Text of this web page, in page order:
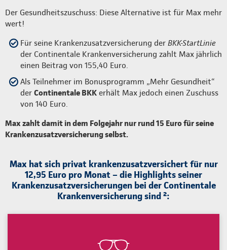
Der Gesundheitszuschuss: Diese Alternative ist für Max mehr
wert!
Für seine Krankenzusatzversicherung der BKK-StartLinie
der Continentale Krankenversicherung zahlt Max jährlich
einen Beitrag von 155,40 Euro.
Als Teilnehmer im Bonusprogramm „Mehr Gesundheit“
der Continentale BKK erhält Max jedoch einen Zuschuss
von 140 Euro.
Max zahlt damit in dem Folgejahr nur rund 15 Euro für seine
Krankenzusatzversicherung selbst.
Max hat sich privat krankenzusatzversichert für nur
12,95 Euro pro Monat – die Highlights seiner
Krankenzusatzversicherungen bei der Continentale
Krankenversicherung sind ²: